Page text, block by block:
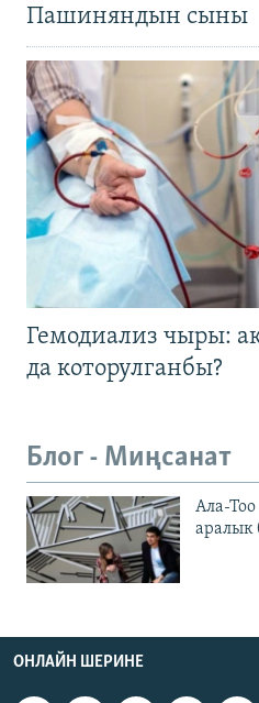
Пашиняндын сыны
Гемодиализ чыры:
да которулганбы?
Блог - Миңсанат
Ала-
аралык
ОНЛАЙН ШЕРИНЕ